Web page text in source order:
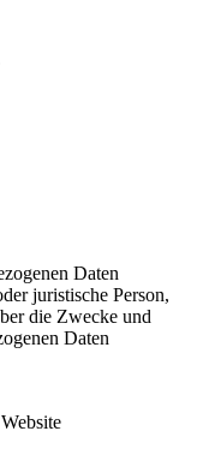
Daten
juristische Person,
die Zwecke und
Daten